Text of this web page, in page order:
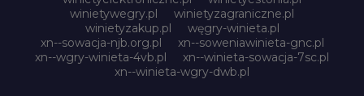
winietywegry.pl
winietyzagraniczne.pl
winietyzakup.pl
węgry-winieta.pl
xn--sowacja-njb.org.pl
xn--soweniawinieta-gnc.pl
xn--wgry-winieta-4vb.pl
xn--winieta-sowacja-7sc.pl
xn--winieta-wgry-dwb.pl